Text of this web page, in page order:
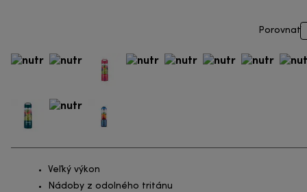
Porovnať
Veľký výkon
Nádoby z odolného tritánu